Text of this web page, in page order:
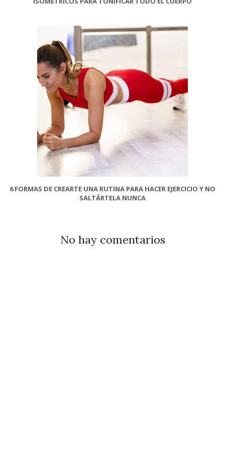
6 FORMAS DE CREARTE UNA RUTINA PARA HACER EJERCICIO Y NO
SALTÁRTELA NUNCA
No hay comentarios